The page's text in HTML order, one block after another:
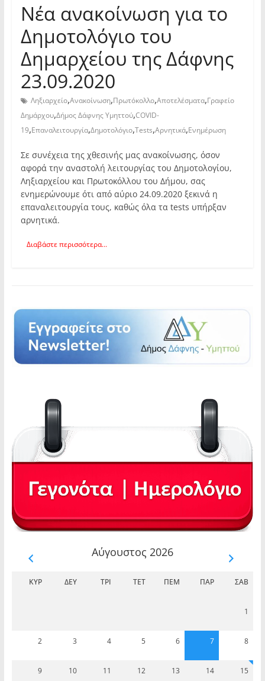
Νέα ανακοίνωση για το
Δημοτολόγιο του
Δημαρχείου της Δάφνης
23.09.2020
Ληξιαρχείο,Ανακοίνωση,Πρωτόκολλο,Αποτελέσματα,Γραφείο
Δημάρχου,Δήμος Δάφνης Υμηττού,COVID-
19,Επαναλειτουργία,Δημοτολόγιο,Tests,Αρνητικά,Ενημέρωση
Σε συνέχεια της χθεσινής μας ανακοίνωσης, όσον
αφορά την αναστολή λειτουργίας του Δημοτολογίου,
Ληξιαρχείου και Πρωτοκόλλου του Δήμου, σας
ενημερώνουμε ότι από αύριο 24.09.2020 ξεκινά η
επαναλειτουργία τους, καθώς όλα τα tests υπήρξαν
αρνητικά.
Διαβάστε περισσότερα...
Αύγουστος 2026
ΚΥΡ ΔΕΥ ΤΡΊ ΤΕΤ ΠΈΜ ΠΑΡ ΣΆΒ
1
2 3 4 5 6 7 8
9 10 11 12 13 14 15